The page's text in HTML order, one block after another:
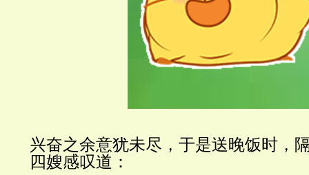
兴奋之余意犹未尽，于是送晚饭时，
四嫂感叹道：